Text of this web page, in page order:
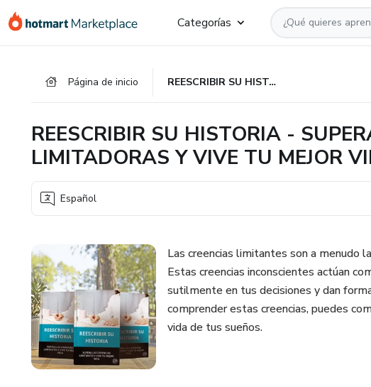
Categorías
Página de inicio REESCRIBIR SU HISTORIA - SUPERA LAS CREENCIAS LIMITADORAS Y VIVE TU MEJOR VIDA
REESCRIBIR SU HISTORIA -
LIMITADORAS Y VIVE TU MEJOR
Español
Las creencias limitantes son a menudo
Estas creencias inconscientes actúan
sutilmente en tus decisiones y dan
comprender estas creencias, puedes
vida de tus sueños.